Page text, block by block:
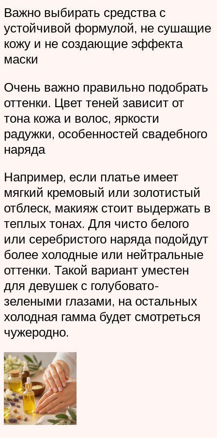
Важно выбирать средства с
устойчивой формулой, не сушащие
кожу и не создающие эффекта
маски
Очень важно правильно подобрать
оттенки. Цвет теней зависит от
тона кожа и волос, яркости
радужки, особенностей свадебного
наряда
Например, если платье имеет
мягкий кремовый или золотистый
отблеск, макияж стоит выдержать в
теплых тонах. Для чисто белого
или серебристого наряда подойдут
более холодные или нейтральные
оттенки. Такой вариант уместен
для девушек с голубовато-
зелеными глазами, на остальных
холодная гамма будет смотреться
чужеродно.